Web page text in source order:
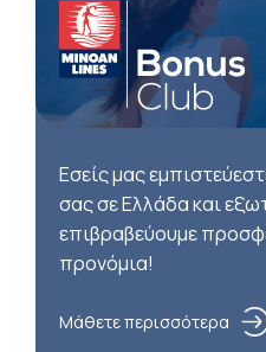
Εσείς μας
σας σε Ελλάδα και
επιβραβεύουμε
προνόμια!
Μάθετε περισσότερα